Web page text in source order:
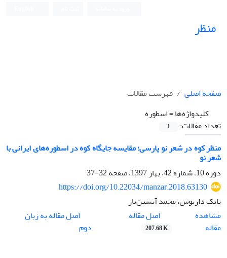
منظر
صفحه اصلی
فهرست مقالات
کلیدواژه‌ها =اسطوره
تعداد مقالات:
1
منظر کوه در شعر نو پارسی؛ مقایسه جایگاه کوه در اسطوره‌های ایرانی با
شعر نو
دوره 10، شماره 42، بهار 1397، صفحه
32-37
https://doi.org/10.22034/manzar.2018.63130
بابک داریوش، محمد آتشین‌بار
مشاهده
مقاله
اصل مقاله
207.68 K
اصل مقاله به زبان
دوم